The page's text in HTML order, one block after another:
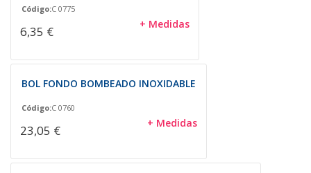
Código:C 0775
6,35 € + Medidas
BOL FONDO BOMBEADO INOXIDABLE
Código:C 0760
23,05 € + Medidas